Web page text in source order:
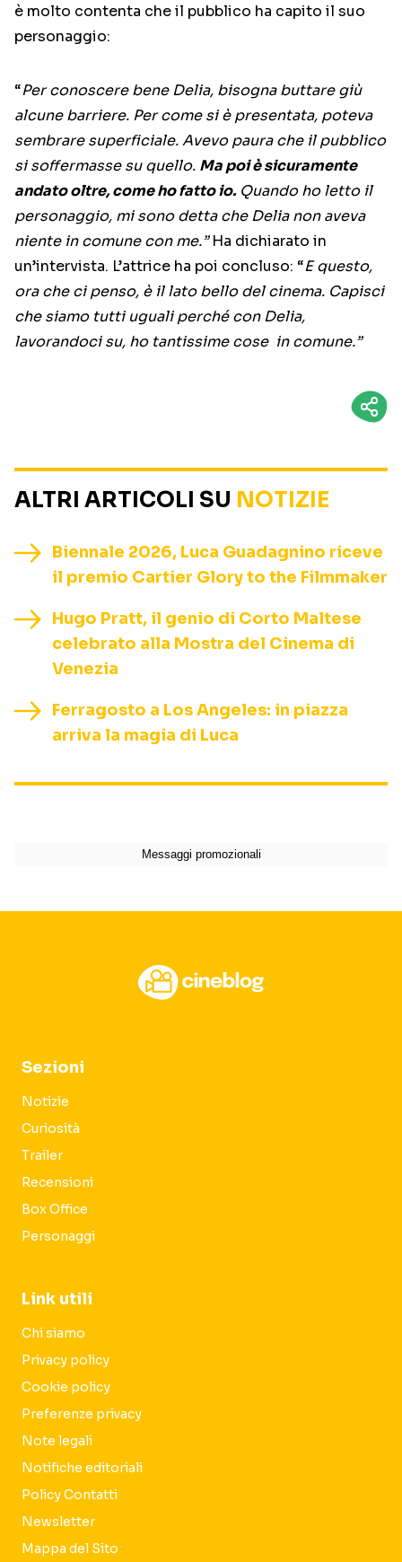
è molto contenta che il pubblico ha capito il suo
personaggio:
“Per conoscere bene Delia, bisogna buttare giù
alcune barriere. Per come si è presentata, poteva
sembrare superficiale. Avevo paura che il pubblico
si soffermasse su quello. Ma poi è sicuramente
andato oltre, come ho fatto io.Quando ho letto il
personaggio, mi sono detta che Delia non aveva
niente in comune con me.”Ha dichiarato in
un’intervista. L’attrice ha poi concluso: “E questo,
ora che ci penso, è il lato bello del cinema. Capisci
che siamo tutti uguali perché con Delia,
lavorandoci su, ho tantissime cose in comune.”
ALTRI ARTICOLI SU NOTIZIE
Biennale 2026, Luca Guadagnino riceve
il premio Cartier Glory to the Filmmaker
Hugo Pratt, il genio di Corto Maltese
celebrato alla Mostra del Cinema di
Venezia
Ferragosto a Los Angeles: in piazza
arriva la magia di Luca
Sezioni
Notizie
Curiosità
Trailer
Recensioni
Box Office
Personaggi
Link utili
Chi siamo
Privacy policy
Cookie policy
Preferenze privacy
Note legali
Notifiche editoriali
Policy Contatti
Newsletter
Mappa del Sito